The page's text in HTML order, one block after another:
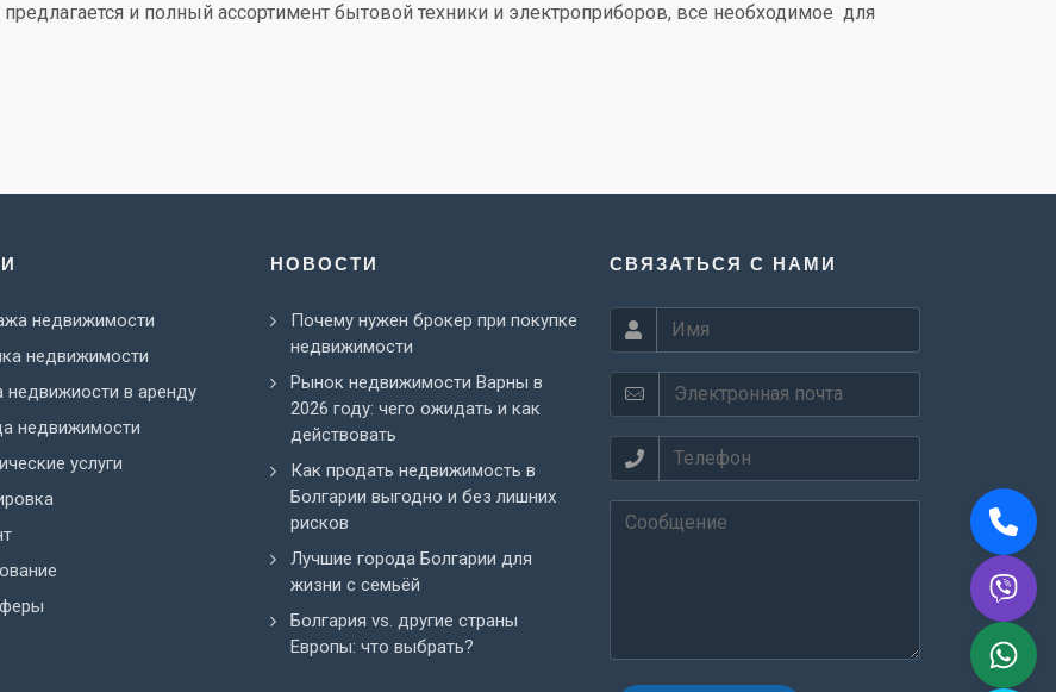
и полный ассортимент бытовой техники и электроприборов, все необходимое для
недвижимости
недвижимости
недвижиости в аренду
недвижимости
услуги
НОВОСТИ
Почему нужен брокер при покупке
недвижимости
Рынок недвижимости Варны в
2026 году: чего ожидать и как
действовать
Как продать недвижимость в
Болгарии выгодно и без лишних
рисков
Лучшие города Болгарии для
жизни с семьёй
Болгария vs. другие страны
Европы: что выбрать?
СВЯЗАТЬСЯ С НАМИ